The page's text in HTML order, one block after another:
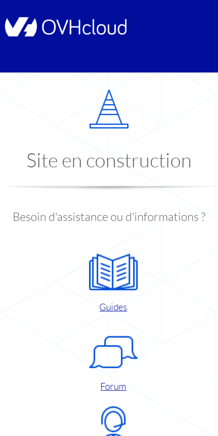
Site en construction
Besoin d'assistance ou d'informations ?
Guides
Forum